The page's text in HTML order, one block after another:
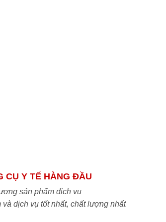
CỤ Y TẾ HÀNG ĐẦU
sản phẩm dịch vụ
dịch vụ tốt nhất, chất lượng nhất